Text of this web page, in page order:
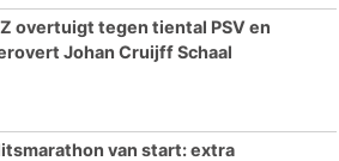
overtuigt tegen tiental PSV en
Johan Cruijff Schaal
van start: extra